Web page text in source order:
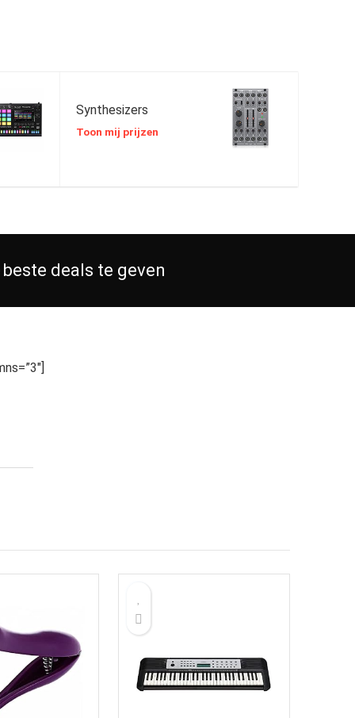
Synthesizers
Toon mij prijzen
deals te geven